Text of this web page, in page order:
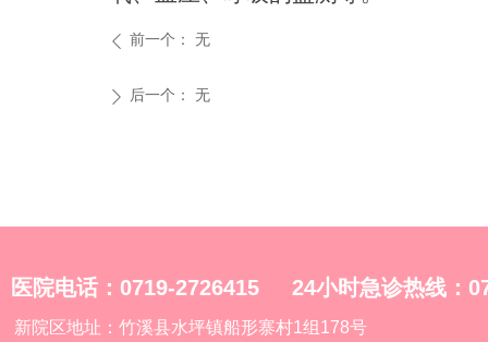
ꄴ 前一个： 无
ꄲ 后一个： 无
医院电话：0719-2726415 24小时急诊热线：
新院区地址：竹溪县水坪镇船形寨村1组178号